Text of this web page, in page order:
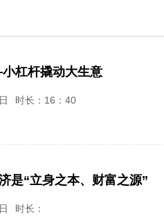
杠杆撬动大生意
时长：16：40
是“立身之本、财富之源”
时长：